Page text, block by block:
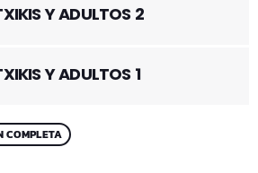
Y ADULTOS 1
Y ADULTOS 2
COMPLETA